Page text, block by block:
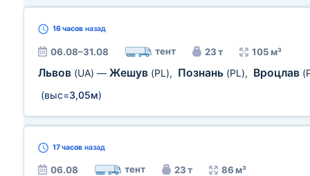
16 часов назад
06.08–31.08 тент 23 т 105 м³
Львов (UA) — Жешув (PL), Познань (PL), Вроцлав
(выс=3,05м)
17 часов назад
06.08 тент 23 т 86 м³